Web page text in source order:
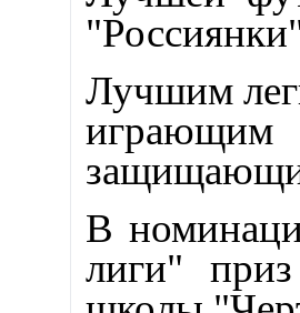
Лучшим
играющим
В
лиги"